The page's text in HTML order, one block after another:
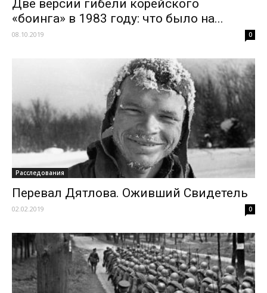
Две версии гибели корейского
«боинга» в 1983 году: что было на...
08.10.2019 0
Расследования
Перевал Дятлова. Оживший Свидетель
02.02.2019 0